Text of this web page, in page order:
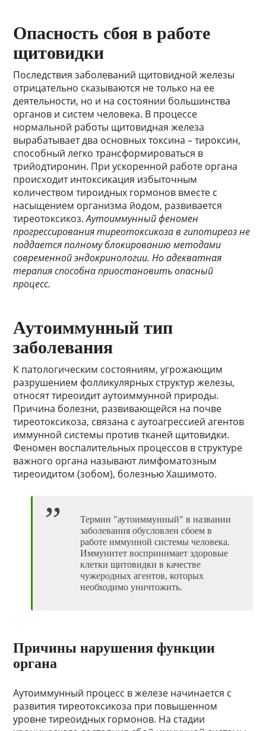
Опасность сбоя в работе
щитовидки
Последствия заболеваний щитовидной железы
отрицательно сказываются не только на ее
деятельности, но и на состоянии большинства
органов и систем человека. В процессе
нормальной работы щитовидная железа
вырабатывает два основных токсина – тироксин,
способный легко трансформироваться в
трийодтиронин. При ускоренной работе органа
происходит интоксикация избыточным
количеством тироидных гормонов вместе с
насыщением организма йодом, развивается
тиреотоксикоз.Аутоиммунный феномен
прогрессирования тиреотоксикоза в гипотиреоз не
поддается полному блокированию методами
современной эндокринологии. Но адекватная
терапия способна приостановить опасный
процесс.
Аутоиммунный тип
заболевания
К патологическим состояниям, угрожающим
разрушением фолликулярных структур железы,
относят тиреоидит аутоиммунной природы.
Причина болезни, развивающейся на почве
тиреотоксикоза, связана с аутоагрессией агентов
иммунной системы против тканей щитовидки.
Феномен воспалительных процессов в структуре
важного органа называют лимфоматозным
тиреоидитом (зобом), болезнью Хашимото.
Термин "аутоиммунный" в названии
заболевания обусловлен сбоем в
работе иммунной системы человека.
Иммунитет воспринимает здоровые
клетки щитовидки в качестве
чужеродных агентов, которых
необходимо уничтожить.
Причины нарушения функции
органа
Аутоиммунный процесс в железе начинается с
развития тиреотоксикоза при повышенном
уровне тиреоидных гормонов. На стадии